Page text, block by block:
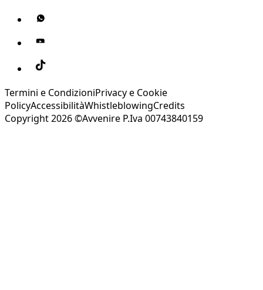
Termini e CondizioniPrivacy e Cookie
PolicyAccessibilitàWhistleblowingCredits
Copyright 2026 ©Avvenire P.Iva 00743840159